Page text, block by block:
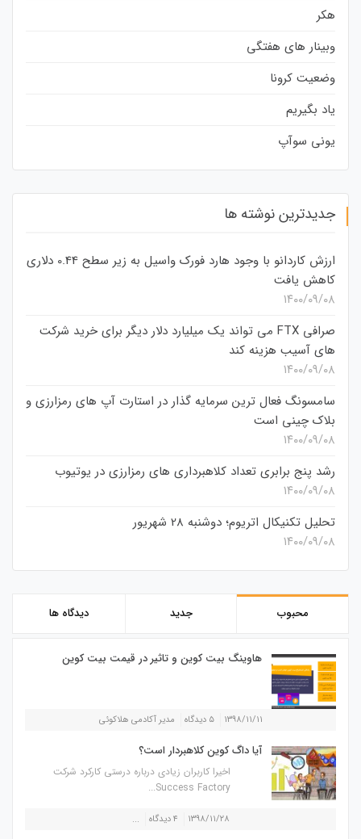
هکر
وبینار های هفتگی
وضعیت کرونا
یاد بگیریم
یونی سوآپ
جدیدترین نوشته ها
ارزش کاردانو با وجود هارد فورک واسیل به زیر سطح 0.44 دلاری
کاهش یافت
۱۴۰۰/۰۹/۰۸
صرافی FTX می تواند یک میلیارد دلار دیگر برای خرید شرکت
های آسیب هزینه کند
۱۴۰۰/۰۹/۰۸
سامسونگ فعال‌ ترین سرمایه‌ گذار در استارت‌ آپ‌ های رمزارزی و
بلاک چینی است
۱۴۰۰/۰۹/۰۸
رشد پنج برابری تعداد کلاهبرداری های رمزارزی در یوتیوب
۱۴۰۰/۰۹/۰۸
تحلیل تکنیکال اتریوم؛ دوشنبه 28 شهریور
۱۴۰۰/۰۹/۰۸
محبوب جدید دیدگاه ها
هاوینگ بیت کوین و تاثیر در قیمت بیت کوین
۱۳۹۸/۱۱/۱۱ ۵ دیدگاه مدیر آکادمی هلاکوئی
آیا داگ کوین کلاهبردار است؟
اخیرا کاربران زیادی درباره درستی کارکرد شرکت
Success Factory...
۱۳۹۸/۱۱/۲۸ ۴ دیدگاه ...